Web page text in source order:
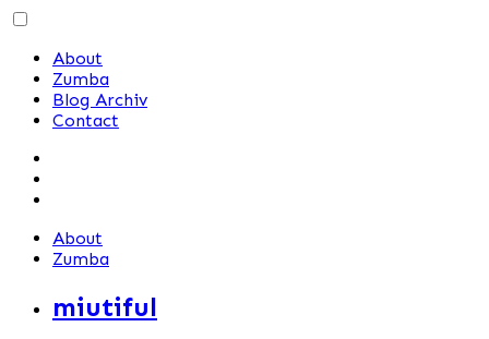
Skip
contentAbout
Zumba
Blog Archiv
Contact
About
Zumba
miutiful